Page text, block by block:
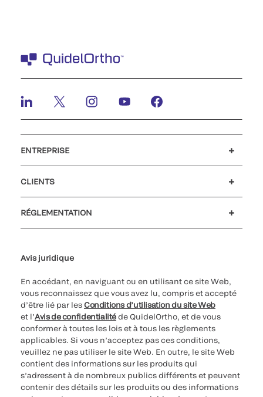
ENTREPRISE
CLIENTS
RÉGLEMENTATION
Avis juridique
En accédant, en naviguant ou en utilisant ce site Web,
vous reconnaissez que vous avez lu, compris et accepté
d’être lié par lesConditions d’utilisation du site Web
et l’Avis de confidentialitéde QuidelOrtho, et de vous
conformer à toutes les lois et à tous les règlements
applicables. Si vous n’acceptez pas ces conditions,
veuillez ne pas utiliser le site Web. En outre, le site Web
contient des informations sur les produits qui
s’adressent à de nombreux publics différents et peuvent
contenir des détails sur les produits ou des informations